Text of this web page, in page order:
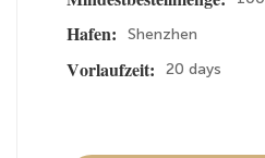
Hafen:
Shenzhen
Vorlaufzeit:
20 days